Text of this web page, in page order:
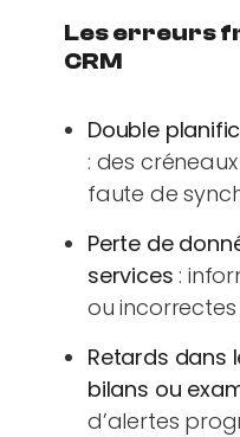
Les erreurs
CRM
Double
: des
faute de
Perte de
services :
ou
Retards dans
bilans ou
d’alertes